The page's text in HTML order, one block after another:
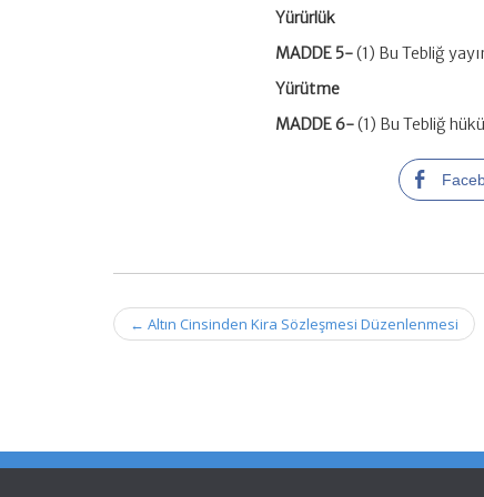
Yürürlük
MADDE 5-(1) Bu Tebliğ
Yürütme
MADDE 6-(1) Bu Tebliğ
Post
navigation
← Altın Cinsinden Kira Sözleşmesi Düzenlenmesi